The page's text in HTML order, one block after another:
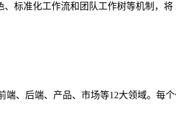
标准化工作流和团队工作树等机制，
、后端、产品、市场等12大领域。每